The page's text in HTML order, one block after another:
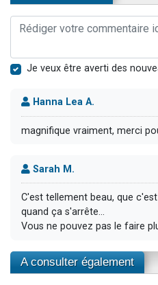
Je veux être averti des
Hanna Lea A.
magnifique vraiment, merci
Sarah M.
C'est tellement beau, que
quand ça s'arrête...
Vous ne pouvez pas le faire
A consulter également